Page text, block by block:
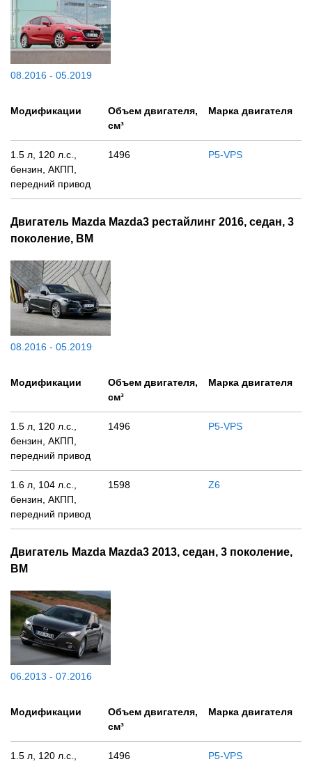
08.2016 - 05.2019
Модификации
Объем двигателя,
см³
Марка двигателя
1.5 л, 120 л.с.,
бензин, АКПП,
передний привод
1496 P5-VPS
Двигатель Mazda Mazda3 рестайлинг 2016, седан, 3
поколение, BM
08.2016 - 05.2019
Модификации
Объем двигателя,
см³
Марка двигателя
1.5 л, 120 л.с.,
бензин, АКПП,
передний привод
1496 P5-VPS
1.6 л, 104 л.с.,
бензин, АКПП,
передний привод
1598 Z6
Двигатель Mazda Mazda3 2013, седан, 3 поколение,
BM
06.2013 - 07.2016
Модификации
Объем двигателя,
см³
Марка двигателя
1.5 л, 120 л.с.,
1496 P5-VPS